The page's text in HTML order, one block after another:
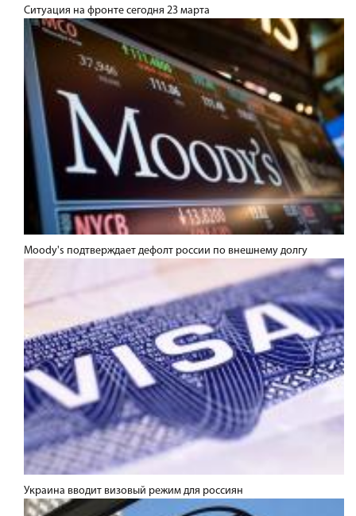
Ситуация на фронте сегодня 23 марта
Moody's подтверждает дефолт россии по внешнему долгу
Украина вводит визовый режим для россиян